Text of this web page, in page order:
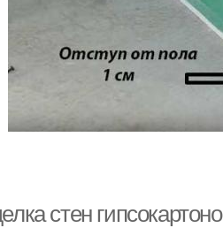
стен